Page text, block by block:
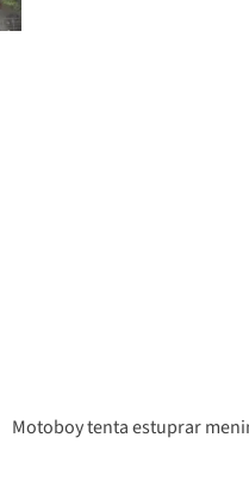
Motoboy tenta estuprar